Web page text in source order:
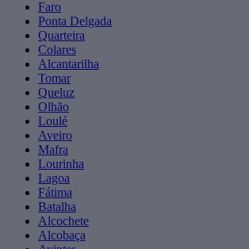
Faro
Ponta Delgada
Quarteira
Colares
Alcantarilha
Tomar
Queluz
Olhão
Loulé
Aveiro
Mafra
Lourinha
Lagoa
Fátima
Batalha
Alcochete
Alcobaça